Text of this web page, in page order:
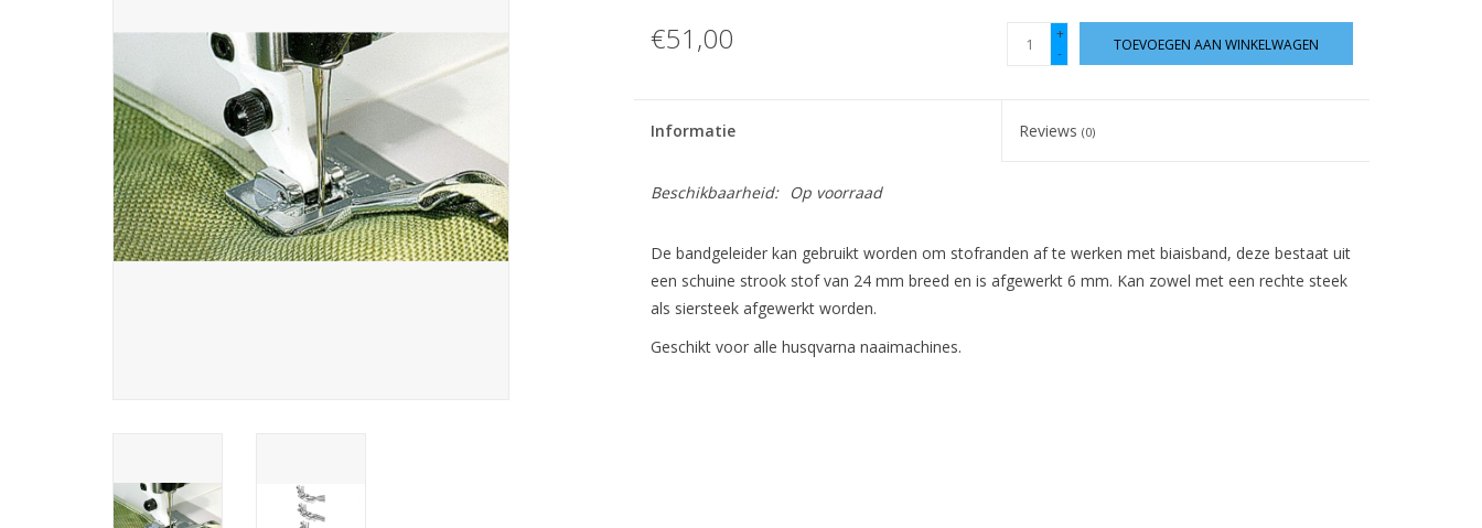
€51,00
+
-
TOEVOEGEN AAN WINKELWAGEN
Informatie Reviews(0)
Beschikbaarheid: Op voorraad
De bandgeleider kan gebruikt worden om stofranden af te werken met biaisband, deze bestaat uit
een schuine strook stof van 24 mm breed en is afgewerkt 6 mm. Kan zowel met een rechte steek
als siersteek afgewerkt worden.
Geschikt voor alle husqvarna naaimachines.